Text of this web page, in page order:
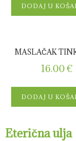
DODAJ U
MASLAČAK
16.00 €
DODAJ U
Eterična ulja